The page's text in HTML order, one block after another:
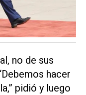
no de sus
hacer
pidió y luego